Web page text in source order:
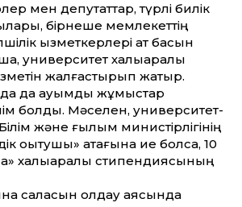
мен депутат­тар, түрлі билік
бірнеше мемлекет­тің
қызметкерлері ат басын
университет халықаралық
жалғастырып жатыр.
да ауқымды жұмыстар
болды. Мәселен, университет­
және ғылым министірлігінің
оқытушы» атағына ие болса, 10
халықаралық стипендиясының
саласын қолдау аясында